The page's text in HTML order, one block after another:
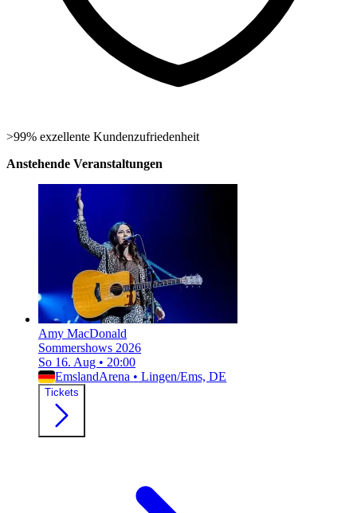
>99% exzellente Kundenzufriedenheit
Anstehende Veranstaltungen
Amy MacDonald
Sommershows 2026
So 16. Aug • 20:00
EmslandArena • Lingen/Ems, DE
Tickets